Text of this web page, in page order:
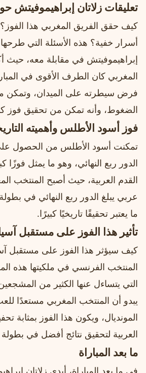
تعليقات زلاتان إبراهيموفيتش
كيف حقق الفريق المغربي هذا
أسرار خفية؟ هذه الأسئلة التي طرحها
إبراهيموفيتش في مقابلة معه، حيث
المغربي كان الطرف الأقوى في
فرض سيطرته على الميدان، وتمكن
الضغوط، وأنه تمكن من تحقيق فوز
فوز أسود الأطلس وأهميته
تمكنت أسود الأطلس من الحصول
الدور ربع النهائي، وهو ما يمثل فوزًا
القدم العربية، حيث أصبح المنتخب
عربي يبلغ الدور ربع النهائي في
ما يعتبر تحقيقًا تاريخيًا كبيرًا.
تأثير هذا الفوز على مستقبل
كيف سيؤثر هذا الفوز على مستقبل
المنتخب الفرنسي في ملكيتها هذه
التي يتساءل عنها الكثير من
يبدو أن المنتخب المغربي مستعدًا
المونديال، ويكون هذا الفوز بمثابة
العربية لتحقيق نتائج أفضل في
ما بعد المباراة
في ما بعد المباراة، أبدى زلاتان